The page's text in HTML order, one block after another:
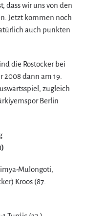
dass wir uns von den
Jetzt kommen noch
auch punkten
die Rostocker bei
2008 dann am 19.
zugleich
Berlin
Mulongoti,
Kroos (87.